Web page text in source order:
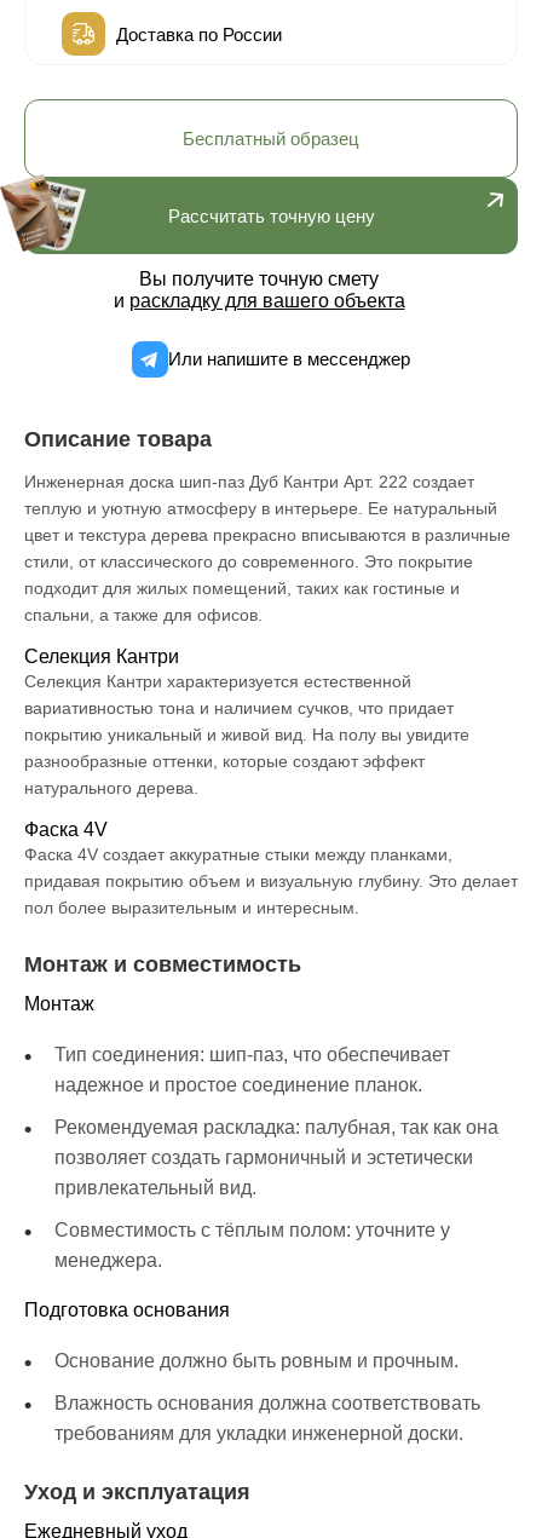
Доставка по России
Рассчитать точную цену
Вы получите точную смету
и раскладку для вашего объекта
Или напишите в мессенджер
Бесплатный образец
Описание товара
Инженерная доска шип-паз Дуб Кантри Арт. 222 создает
теплую и уютную атмосферу в интерьере. Ее натуральный
цвет и текстура дерева прекрасно вписываются в различные
стили, от классического до современного. Это покрытие
подходит для жилых помещений, таких как гостиные и
спальни, а также для офисов.
Селекция Кантри
Селекция Кантри характеризуется естественной
вариативностью тона и наличием сучков, что придает
покрытию уникальный и живой вид. На полу вы увидите
разнообразные оттенки, которые создают эффект
натурального дерева.
Фаска 4V
Фаска 4V создает аккуратные стыки между планками,
придавая покрытию объем и визуальную глубину. Это делает
пол более выразительным и интересным.
Монтаж и совместимость
Монтаж
Тип соединения: шип-паз, что обеспечивает
надежное и простое соединение планок.
Рекомендуемая раскладка: палубная, так как она
позволяет создать гармоничный и эстетически
привлекательный вид.
Совместимость с тёплым полом: уточните у
менеджера.
Подготовка основания
Основание должно быть ровным и прочным.
Влажность основания должна соответствовать
требованиям для укладки инженерной доски.
Уход и эксплуатация
Ежедневный уход